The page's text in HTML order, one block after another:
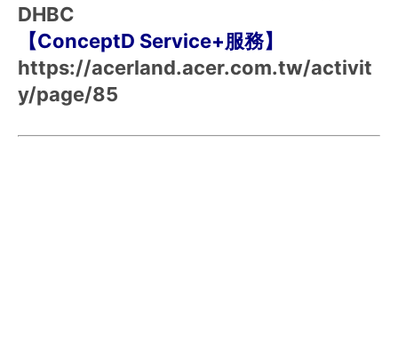
DHBC
【ConceptD Service+服務】
https://acerland.acer.com.tw/activit
y/page/85